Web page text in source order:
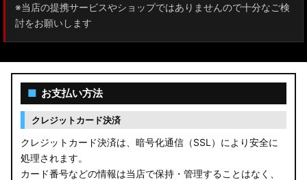
E52 エルグランド
T32 エクストレイル
C28 セレナ
B21A デイズルークス
※当店の提携サービスやショップではありませんので十分なご検
討をお願いします
■ お支払い方法
クレジットカード決済
クレジットカード決済は、暗号化通信（SSL）により安全に
処理されます。
カード番号などの情報は当店で保持・管理することはなく、